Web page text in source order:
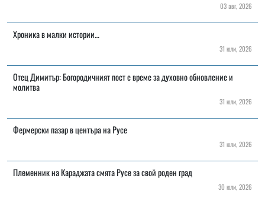
03 авг, 2026
Хроника в малки истории…
31 юли, 2026
Отец Димитър: Богородичният пост е време за духовно обновление и
молитва
31 юли, 2026
Фермерски пазар в центъра на Русе
31 юли, 2026
Племенник на Караджата смята Русе за свой роден град
30 юли, 2026